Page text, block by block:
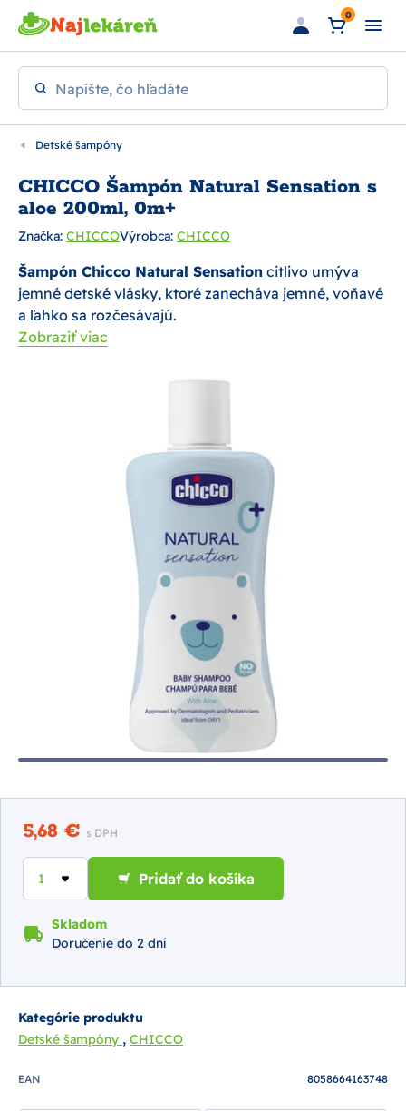
Preskočiť na hlavný obsah 0
Napíšte, čo hľadáte
Detské šampóny
CHICCO Šampón Natural Sensation s
aloe 200ml, 0m+
Značka: CHICCOVýrobca: CHICCO
Šampón Chicco Natural Sensation citlivo umýva
jemné detské vlásky, ktoré zanecháva jemné, voňavé
a ľahko sa rozčesávajú.
Zobraziť viac
5,68 € s DPH
Pridať do košíka
Skladom
Doručenie do 2 dní
Kategórie produktu
Detské šampóny , CHICCO
EAN 8058664163748